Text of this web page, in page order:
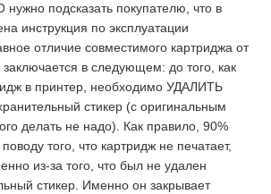
подсказать покупателю, что в
инструкция по эксплуатации
отличие совместимого картриджа от
заключается в следующем: до того, как
в принтер, необходимо УДАЛИТЬ
стикер (с оригинальным
делать не надо). Как правило, 90%
того, что картридж не печатает,
из-за того, что был не удален
стикер. Именно он закрывает